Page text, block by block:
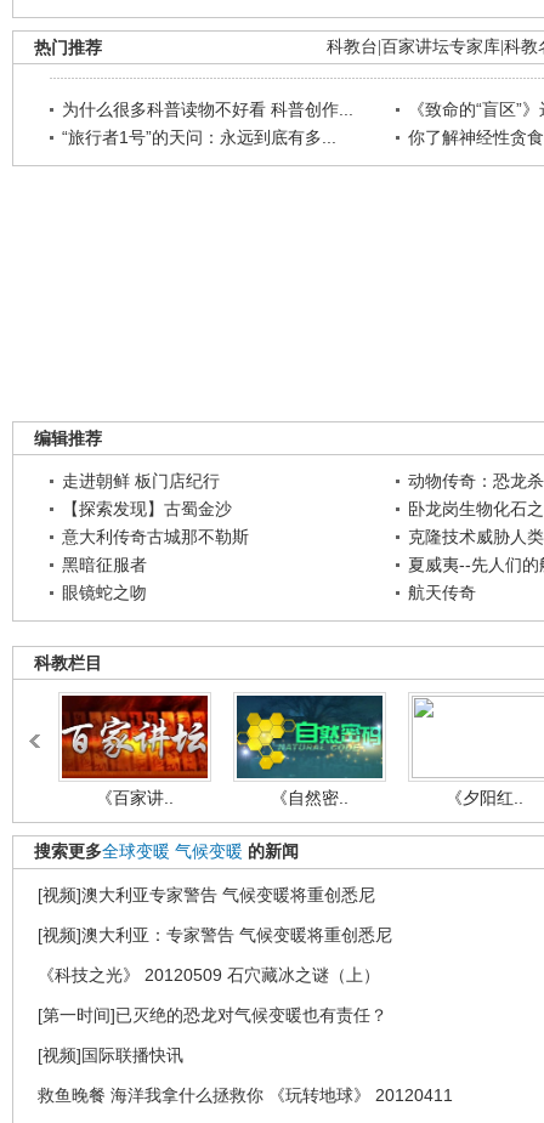
科教台 百家讲坛专家库 科教
热门推荐
为什么很多科普读物不好看 科普创作...
《致命的“盲区”
“旅行者1号”的天问：永远到底有多...
你了解神经性贪
编辑推荐
走进朝鲜 板门店纪行
动物传奇：恐龙
【探索发现】古蜀金沙
卧龙岗生物化石
意大利传奇古城那不勒斯
克隆技术威胁人
黑暗征服者
夏威夷--先人们的
眼镜蛇之吻
航天传奇
科教栏目
《百家讲.. 《自然密.. 《夕阳红..
搜索更多全球变暖 气候变暖 的新闻
[视频]澳大利亚专家警告 气候变暖将重创悉尼
[视频]澳大利亚：专家警告 气候变暖将重创悉尼
《科技之光》 20120509 石穴藏冰之谜（上）
[第一时间]已灭绝的恐龙对气候变暖也有责任？
[视频]国际联播快讯
救鱼晚餐 海洋我拿什么拯救你 《玩转地球》 20120411